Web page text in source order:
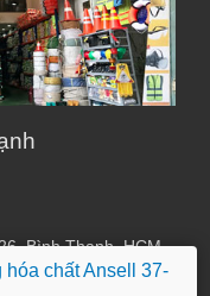
hóa chất Ansell 37-
Bình Thạnh, HCM